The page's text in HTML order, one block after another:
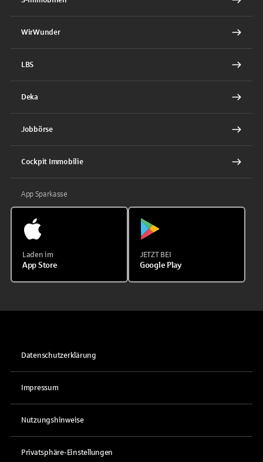
WirWunder
LBS
Deka
Jobbörse
Cockpit Immobilie
App Sparkasse
Laden im
App Store
JETZT BEI
Google Play
Datenschutzerklärung
Impressum
Nutzungshinweise
Privatsphäre-Einstellungen